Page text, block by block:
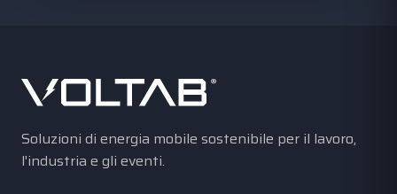
Soluzioni di energia mobile sostenibile per il lavoro,
l'industria e gli eventi.